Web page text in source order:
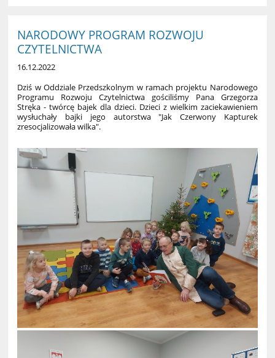
NARODOWY PROGRAM ROZWOJU
CZYTELNICTWA
16.12.2022
Dziś w Oddziale Przedszkolnym w ramach projektu Narodowego
Programu Rozwoju Czytelnictwa gościliśmy Pana Grzegorza
Stręka - twórcę bajek dla dzieci. Dzieci z wielkim zaciekawieniem
wysłuchały bajki jego autorstwa "Jak Czerwony Kapturek
zresocjalizowała wilka".